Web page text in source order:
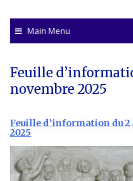
Main Menu
Feuille
novembre 2025
Feuille d’information du 2
2025